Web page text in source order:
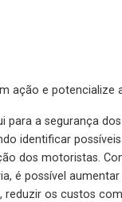
ação e potencialize
para a segurança
identificar
dos motoristas.
é possível
reduzir os custos